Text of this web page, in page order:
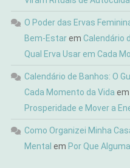
O Poder das Ervas
Bem-Estarem Calendário
Qual Erva Usar em Cada
Calendário de Banhos: O
Cada Momento da Vida em
Prosperidade e Mover a
Como Organizei Minha
Mental em Por Que